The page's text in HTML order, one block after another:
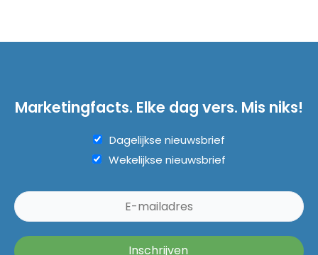
Marketingfacts. Elke dag vers. Mis niks!
Dagelijkse nieuwsbrief
Wekelijkse nieuwsbrief